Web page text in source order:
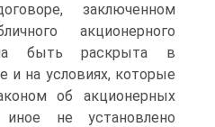
заключенном
акционерного
быть раскрыта в
и на условиях, которые
об акционерных
не установлено